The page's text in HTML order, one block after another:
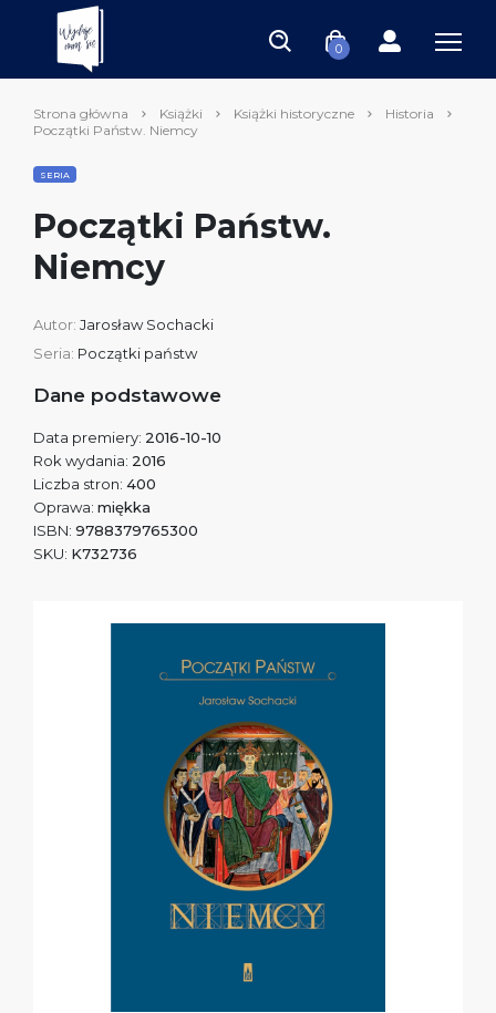
0
Strona główna Książki Książki historyczne
Historia
Początki Państw. Niemcy
SERIA
Początki Państw.
Niemcy
Autor: Jarosław Sochacki
Seria: Początki państw
Dane podstawowe
Data premiery: 2016-10-10
Rok wydania: 2016
Liczba stron: 400
Oprawa: miękka
ISBN: 9788379765300
SKU: K732736